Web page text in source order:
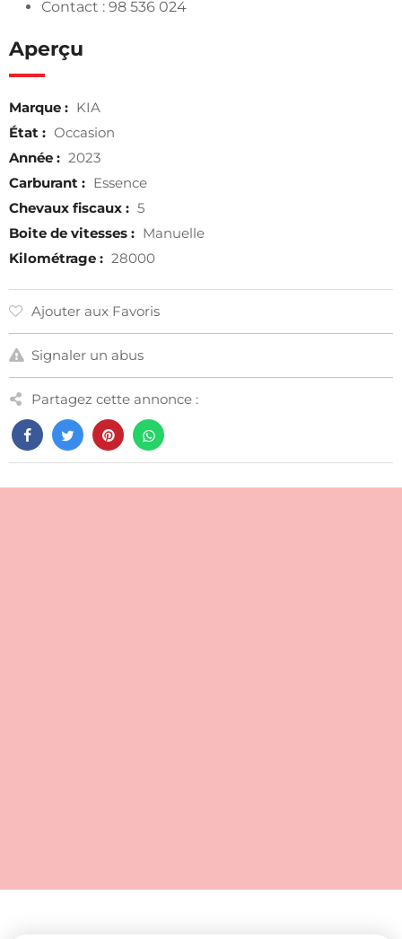
Contact : 98 536 024
Aperçu
Marque : KIA
État : Occasion
Année : 2023
Carburant : Essence
Chevaux fiscaux : 5
Boite de vitesses : Manuelle
Kilométrage : 28000
Ajouter aux Favoris
Signaler un abus
Partagez cette annonce :